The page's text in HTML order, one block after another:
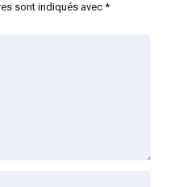
sont indiqués avec *